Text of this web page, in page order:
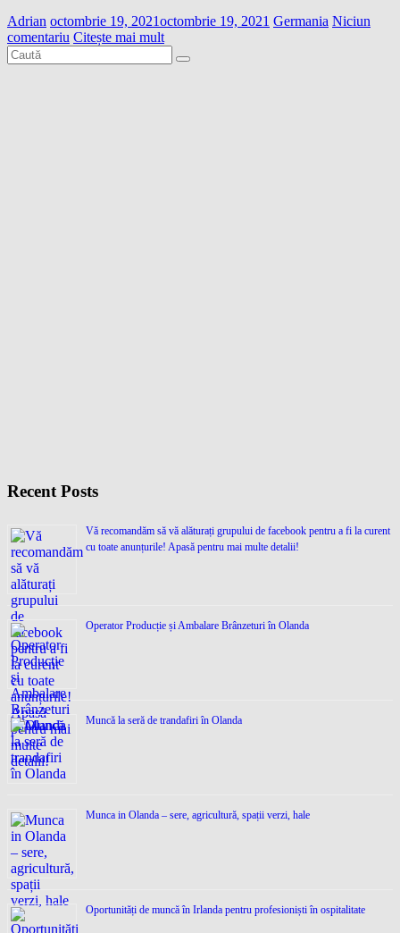
Adrian octombrie 19, 2021octombrie 19, 2021 Germania Niciun
comentariu Citește mai mult
Recent Posts
Vă recomandăm să vă alăturați grupului de facebook pentru a fi la curent
cu toate anunțurile! Apasă pentru mai multe detalii!
Operator Producție și Ambalare Brânzeturi în Olanda
Muncă la seră de trandafiri în Olanda
Munca in Olanda – sere, agricultură, spații verzi, hale
Oportunități de muncă în Irlanda pentru profesioniști în ospitalitate